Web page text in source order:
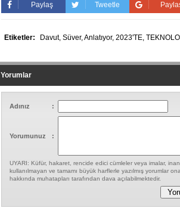
Paylaş Tweetle
Etiketler: Davut, Süver,Anlatıyor, 2023'TE,
Yorumlar
Adınız :
Yorumunuz :
UYARI: Küfür, hakaret, rencide edici cümleler veya imalar,
kullanılmayan ve tamamı büyük harflerle yazılmış yorumlar
hakkında muhatapları tarafından dava açılabilmektedir.